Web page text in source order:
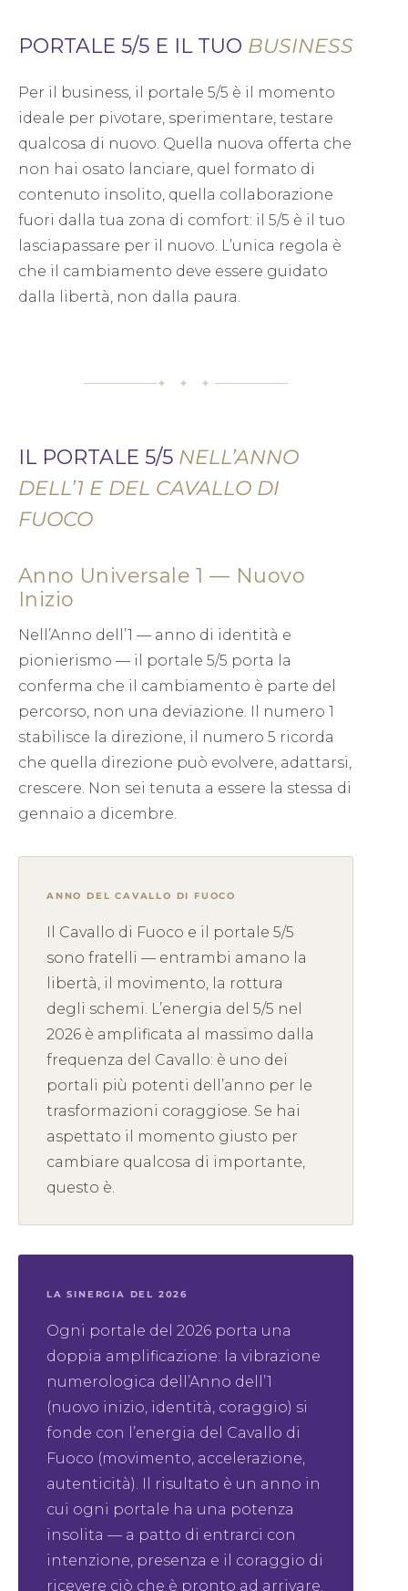
PORTALE 5/5 E IL TUO BUSINESS
Per il business, il portale 5/5 è il momento
ideale per pivotare, sperimentare, testare
qualcosa di nuovo. Quella nuova offerta che
non hai osato lanciare, quel formato di
contenuto insolito, quella collaborazione
fuori dalla tua zona di comfort: il 5/5 è il tuo
lasciapassare per il nuovo. L’unica regola è
che il cambiamento deve essere guidato
dalla libertà, non dalla paura.
✦ ✦ ✦
IL PORTALE 5/5 NELL’ANNO
DELL’1 E DEL CAVALLO DI
FUOCO
Anno Universale 1 — Nuovo
Inizio
Nell’Anno dell’1 — anno di identità e
pionierismo — il portale 5/5 porta la
conferma che il cambiamento è parte del
percorso, non una deviazione. Il numero 1
stabilisce la direzione, il numero 5 ricorda
che quella direzione può evolvere, adattarsi,
crescere. Non sei tenuta a essere la stessa di
gennaio a dicembre.
ANNO DEL CAVALLO DI FUOCO
Il Cavallo di Fuoco e il portale 5/5
sono fratelli — entrambi amano la
libertà, il movimento, la rottura
degli schemi. L’energia del 5/5 nel
2026 è amplificata al massimo dalla
frequenza del Cavallo: è uno dei
portali più potenti dell’anno per le
trasformazioni coraggiose. Se hai
aspettato il momento giusto per
cambiare qualcosa di importante,
questo è.
LA SINERGIA DEL 2026
Ogni portale del 2026 porta una
doppia amplificazione: la vibrazione
numerologica dell’Anno dell’1
(nuovo inizio, identità, coraggio) si
fonde con l’energia del Cavallo di
Fuoco (movimento, accelerazione,
autenticità). Il risultato è un anno in
cui ogni portale ha una potenza
insolita — a patto di entrarci con
intenzione, presenza e il coraggio di
ricevere ciò che è pronto ad arrivare.